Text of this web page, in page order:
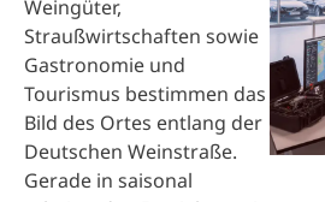
Weingüter,
Straußwirtschaften sowie
Gastronomie und
Tourismus bestimmen das
Bild des Ortes entlang der
Deutschen Weinstraße.
Gerade in saisonal